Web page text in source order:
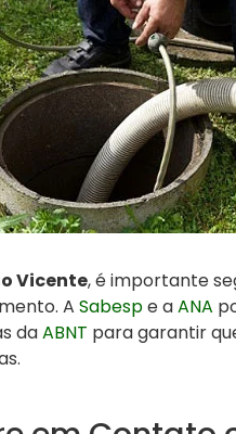
Vicente, é importante
A Sabespe aANA
daABNT para garantir